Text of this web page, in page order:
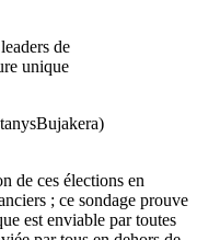
de
unique
de ces élections en
; ce sondage prouve
est enviable par toutes